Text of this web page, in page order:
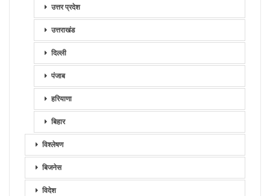
उत्तर प्रदेश
उत्तराखंड
दिल्ली
पंजाब
हरियाणा
बिहार
विश्लेषण
बिजनेस
विदेश